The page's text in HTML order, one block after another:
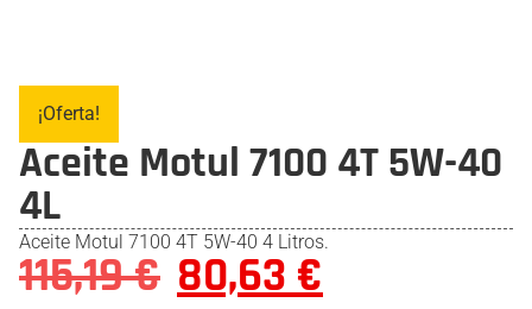
¡Oferta!
Aceite Motul 7100 4T 5W-40
4L
Aceite Motul 7100 4T 5W-40 4 Litros.
115,19€ 80,63€